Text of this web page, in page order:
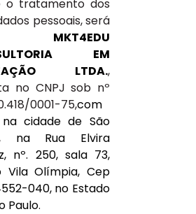
o tratamento dos
pessoais, será
MKT4EDU
EM
LTDA.,
no CNPJ sob nº
0001-75,com
cidade de São
na Rua Elvira
nº. 250, sala 73,
Vila Olímpia, Cep
040, no Estado
Paulo.